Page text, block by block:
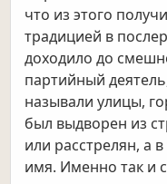
что из этого
традицией в
доходило до
партийный
называли улицы,
был выдворен из
или расстрелян, а
имя. Именно так и